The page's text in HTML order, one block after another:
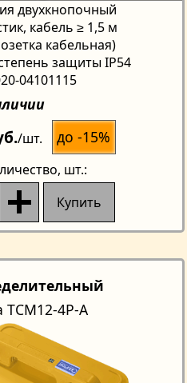
двухкнопочный
кабель ≥ 1,5 м
кабельная)
защиты IP54
04101115
/шт. до -15%
, шт.:
Купить
TCM12-4Р-A